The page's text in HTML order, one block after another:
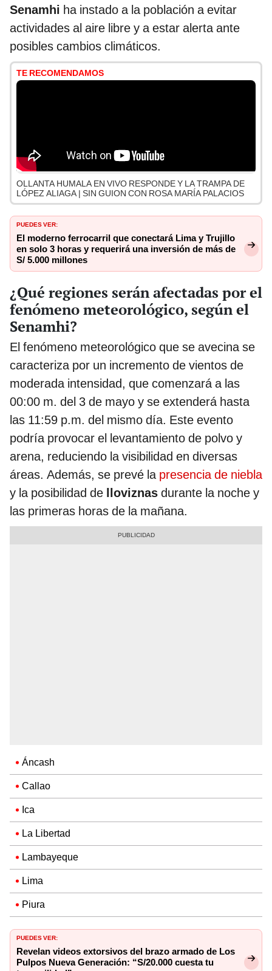
Senamhi ha instado a la población a evitar
actividades al aire libre y a estar alerta ante
posibles cambios climáticos.
TE RECOMENDAMOS
OLLANTA HUMALA EN VIVO RESPONDE Y LA TRAMPA DE
LÓPEZ ALIAGA | SIN GUION CON ROSA MARÍA PALACIOS
PUEDES VER:
El moderno ferrocarril que conectará Lima y Trujillo
en solo 3 horas y requerirá una inversión de más de
S/ 5.000 millones
¿Qué regiones serán afectadas por el
fenómeno meteorológico, según el
Senamhi?
El fenómeno meteorológico que se avecina se
caracteriza por un incremento de vientos de
moderada intensidad, que comenzará a las
00:00 m. del 3 de mayo y se extenderá hasta
las 11:59 p.m. del mismo día. Este evento
podría provocar el levantamiento de polvo y
arena, reduciendo la visibilidad en diversas
áreas. Además, se prevé la presencia de niebla
y la posibilidad de lloviznas durante la noche y
las primeras horas de la mañana.
Áncash
Callao
Ica
La Libertad
Lambayeque
Lima
Piura
PUEDES VER:
Revelan videos extorsivos del brazo armado de Los
Pulpos Nueva Generación: “S/20.000 cuesta tu